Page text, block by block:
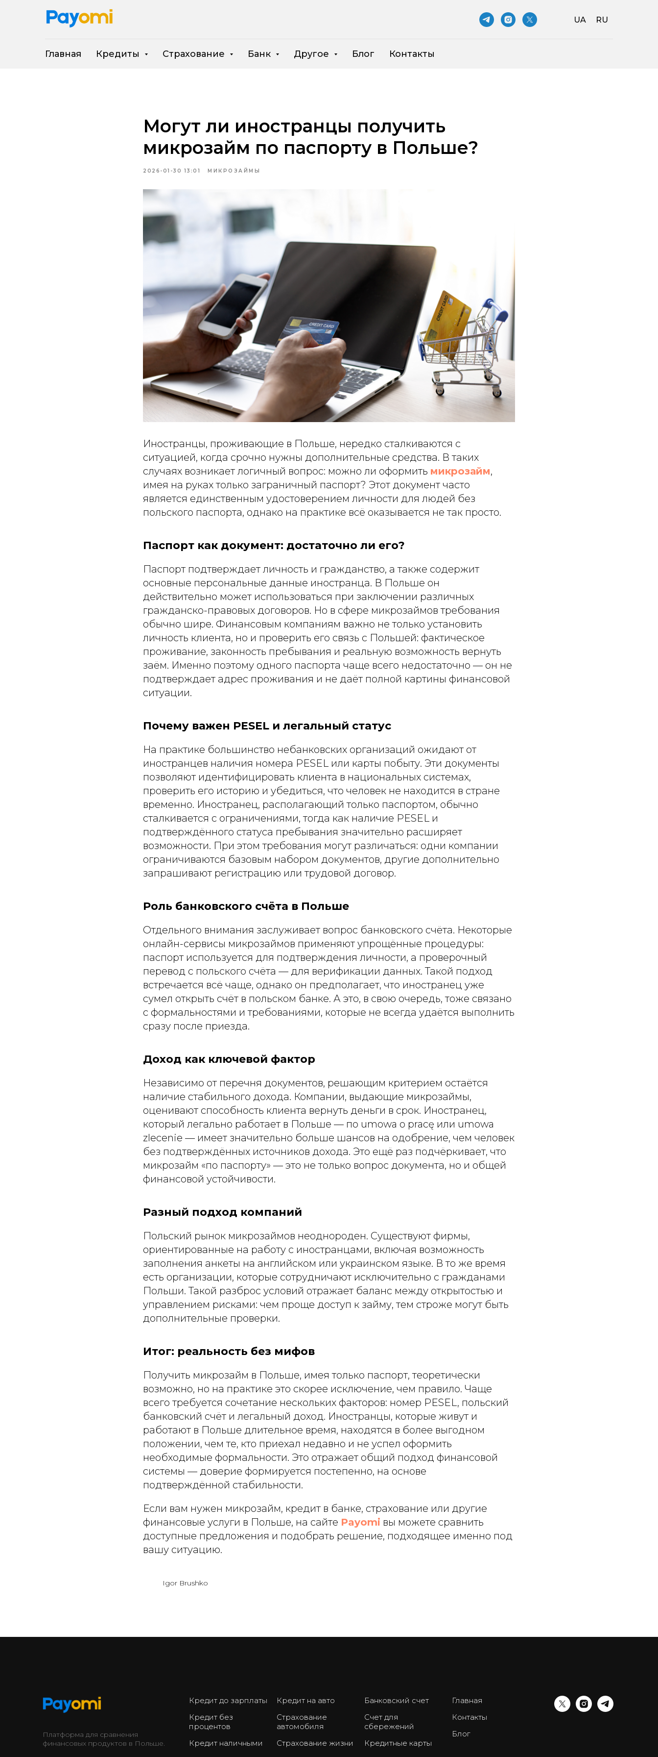
UA RU
Главная Кредиты Страхование Банк Другое Блог Контакты
Могут ли иностранцы получить
микрозайм по паспорту в Польше?
2026-01-30 13:01 МИКРОЗАЙМЫ
Иностранцы, проживающие в Польше, нередко сталкиваются с
ситуацией, когда срочно нужны дополнительные средства. В таких
случаях возникает логичный вопрос: можно ли оформить микрозайм,
имея на руках только заграничный паспорт? Этот документ часто
является единственным удостоверением личности для людей без
польского паспорта, однако на практике всё оказывается не так просто.
Паспорт как документ: достаточно ли его?
Паспорт подтверждает личность и гражданство, а также содержит
основные персональные данные иностранца. В Польше он
действительно может использоваться при заключении различных
гражданско-правовых договоров. Но в сфере микрозаймов требования
обычно шире. Финансовым компаниям важно не только установить
личность клиента, но и проверить его связь с Польшей: фактическое
проживание, законность пребывания и реальную возможность вернуть
заём. Именно поэтому одного паспорта чаще всего недостаточно — он не
подтверждает адрес проживания и не даёт полной картины финансовой
ситуации.
Почему важен PESEL и легальный статус
На практике большинство небанковских организаций ожидают от
иностранцев наличия номера PESEL или карты побыту. Эти документы
позволяют идентифицировать клиента в национальных системах,
проверить его историю и убедиться, что человек не находится в стране
временно. Иностранец, располагающий только паспортом, обычно
сталкивается с ограничениями, тогда как наличие PESEL и
подтверждённого статуса пребывания значительно расширяет
возможности. При этом требования могут различаться: одни компании
ограничиваются базовым набором документов, другие дополнительно
запрашивают регистрацию или трудовой договор.
Роль банковского счёта в Польше
Отдельного внимания заслуживает вопрос банковского счёта. Некоторые
онлайн-сервисы микрозаймов применяют упрощённые процедуры:
паспорт используется для подтверждения личности, а проверочный
перевод с польского счёта — для верификации данных. Такой подход
встречается всё чаще, однако он предполагает, что иностранец уже
сумел открыть счёт в польском банке. А это, в свою очередь, тоже связано
с формальностями и требованиями, которые не всегда удаётся выполнить
сразу после приезда.
Доход как ключевой фактор
Независимо от перечня документов, решающим критерием остаётся
наличие стабильного дохода. Компании, выдающие микрозаймы,
оценивают способность клиента вернуть деньги в срок. Иностранец,
который легально работает в Польше — по umowa o pracę или umowa
zlecenie — имеет значительно больше шансов на одобрение, чем человек
без подтверждённых источников дохода. Это ещё раз подчёркивает, что
микрозайм «по паспорту» — это не только вопрос документа, но и общей
финансовой устойчивости.
Разный подход компаний
Польский рынок микрозаймов неоднороден. Существуют фирмы,
ориентированные на работу с иностранцами, включая возможность
заполнения анкеты на английском или украинском языке. В то же время
есть организации, которые сотрудничают исключительно с гражданами
Польши. Такой разброс условий отражает баланс между открытостью и
управлением рисками: чем проще доступ к займу, тем строже могут быть
дополнительные проверки.
Итог: реальность без мифов
Получить микрозайм в Польше, имея только паспорт, теоретически
возможно, но на практике это скорее исключение, чем правило. Чаще
всего требуется сочетание нескольких факторов: номер PESEL, польский
банковский счёт и легальный доход. Иностранцы, которые живут и
работают в Польше длительное время, находятся в более выгодном
положении, чем те, кто приехал недавно и не успел оформить
необходимые формальности. Это отражает общий подход финансовой
системы — доверие формируется постепенно, на основе
подтверждённой стабильности.
Если вам нужен микрозайм, кредит в банке, страхование или другие
финансовые услуги в Польше, на сайте Payomi вы можете сравнить
доступные предложения и подобрать решение, подходящее именно под
вашу ситуацию.
Igor Brushko
Платформа для сравнения
финансовых продуктов в Польше.
Кредит до зарплаты
Кредит без
процентов
Кредит наличными
Кредит на авто
Страхование
автомобиля
Страхование жизни
Банковский счет
Счет для
сбережений
Кредитные карты
Главная
Контакты
Блог